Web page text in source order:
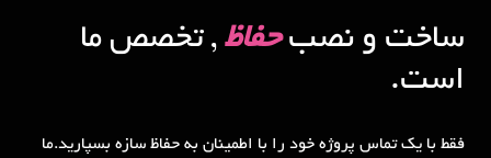
ساخت و نصبحفاظ , تخصص ما
است.
فقط با یک تماس پروژه خود را با اطمینان به حفاظ سازه بسپارید.ما